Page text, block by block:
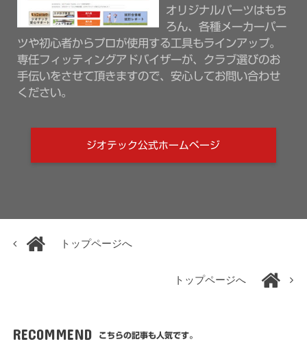
オリジナルパーツはもち
ろん、各種メーカーパー
ツや初心者からプロが使用する工具もラインアップ。
専任フィッティングアドバイザーが、クラブ選びのお
手伝いをさせて頂きますので、安心してお問い合わせ
ください。
ジオテック公式ホームページ
トップページへ
トップページへ
RECOMMEND こちらの記事も人気です。